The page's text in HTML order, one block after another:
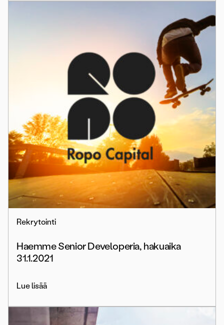
Rekrytointi
Haemme Senior Developeria, hakuaika
31.1.2021
Lue lisää